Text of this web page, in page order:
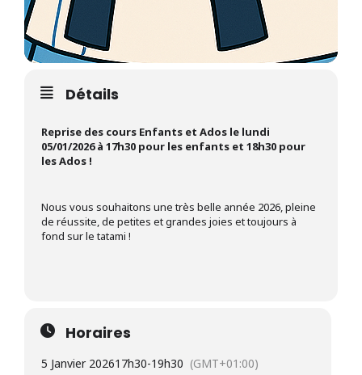
Détails
Reprise des cours Enfants et Ados le lundi
05/01/2026 à 17h30 pour les enfants et 18h30 pour
les Ados !
Nous vous souhaitons une très belle année 2026, pleine
de réussite, de petites et grandes joies et toujours à
fond sur le tatami !
Horaires
5 Janvier 202617h30-19h30 (GMT+01:00)